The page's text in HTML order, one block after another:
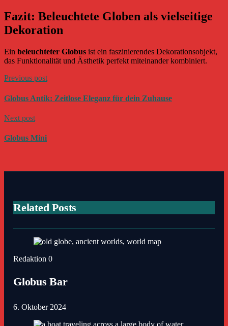
Fazit: Beleuchtete Globen als vielseitige
Dekoration
Ein beleuchteter Globus ist ein faszinierendes Dekorationsobjekt,
das Funktionalität und Ästhetik perfekt miteinander kombiniert.
Previous post
Globus Antik: Zeitlose Eleganz für dein Zuhause
Next post
Globus Mini
Related Posts
Redaktion 0
Globus Bar
6. Oktober 2024